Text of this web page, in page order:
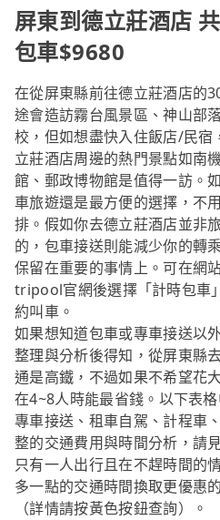
屏東到德立莊酒店
包車$9680
在從屏東縣前往德立莊酒店的
途會造訪霧台風景區、神山部
校，但如想盡快入住飯店/民
立莊酒店周邊的熱門景點如南
館、郵政博物館是值得一訪。
車旅遊還是最方便的選擇，不
排。假如你去德立莊酒店並非
的，包車接送則能減少你的轉
保留在重要的事情上。可在網
tripool官網後選擇「計時包車
約叫車。
如果想知道包車或專車接送以
整理與分析後得知，從屏東縣
通是高鐵，不過如果不希望花
在4~8人時能最省錢。以下表
專車接送、租車自駕、計程車
整的交通費用與時間分析，請
只有一人出行且在不趕時間的
多一點的交通時間換取更優惠
（詳情請按黃色按鈕查詢）。